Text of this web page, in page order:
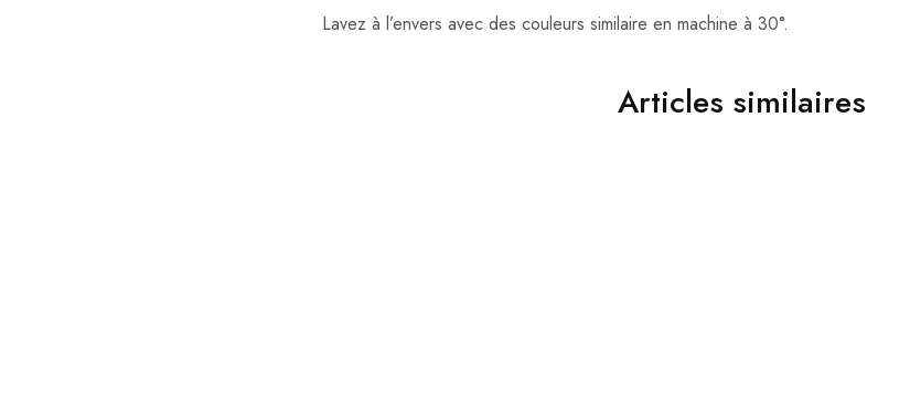
Lavez à l’envers avec des couleurs similaire en machine à 30°.
Articles similaires